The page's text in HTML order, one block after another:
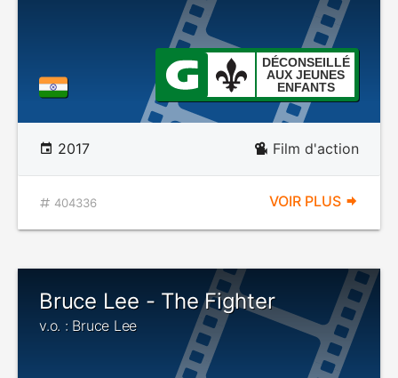
DÉCONSEILLÉ
AUX JEUNES
ENFANTS
2017 Film d'action
404336 VOIR PLUS
Bruce Lee - The Fighter
v.o. : Bruce Lee